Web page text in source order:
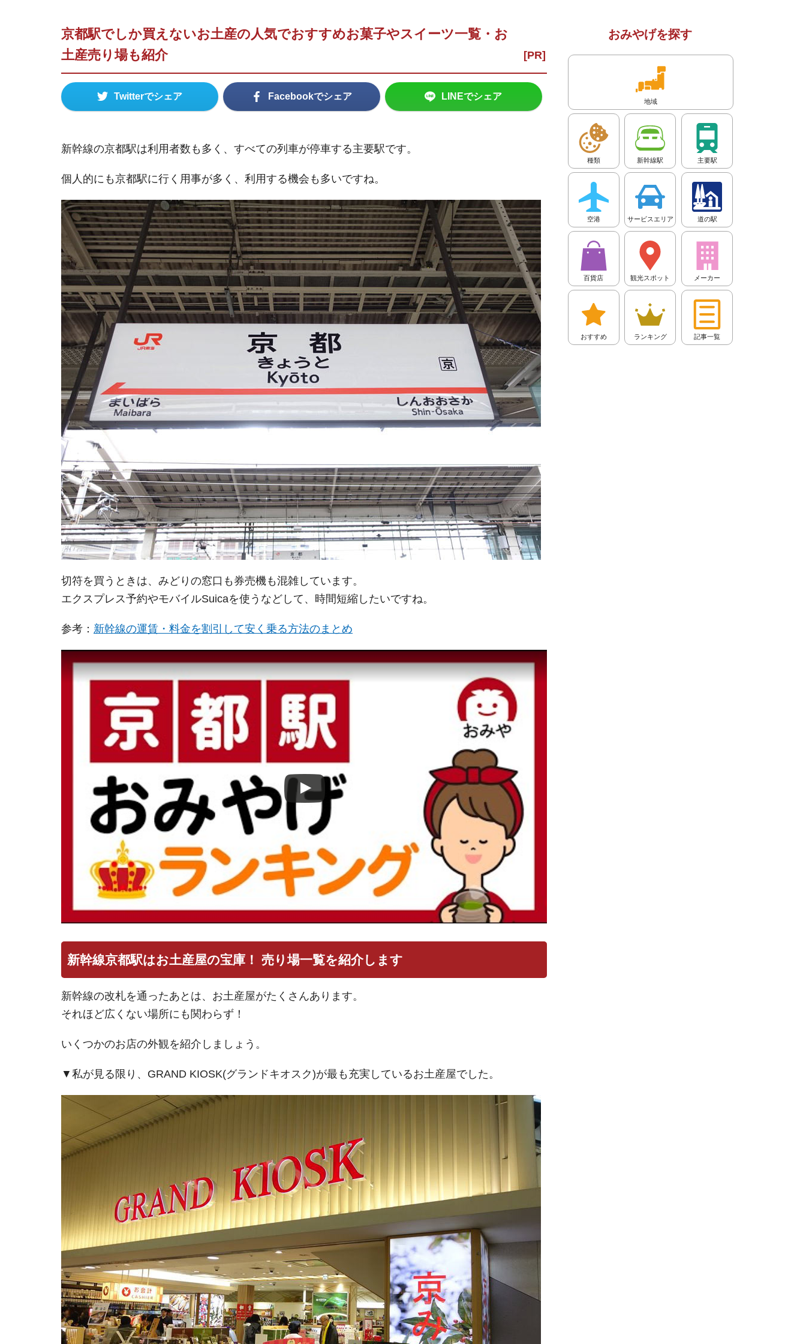
京都駅でしか買えないお土産の人気でおすすめお菓子やスイーツ一覧・お
土産売り場も紹介
Twitterでシェア Facebookでシェア LINEでシェア
新幹線の京都駅は利用者数も多く、すべての列車が停車する主要駅です。
個人的にも京都駅に行く用事が多く、利用する機会も多いですね。
切符を買うときは、みどりの窓口も券売機も混雑しています。
エクスプレス予約やモバイルSuicaを使うなどして、時間短縮したいですね。
参考： 新幹線の運賃・料金を割引して安く乗る方法のまとめ
新幹線京都駅はお土産屋の宝庫！ 売り場一覧を紹介します
新幹線の改札を通ったあとは、お土産屋がたくさんあります。
それほど広くない場所にも関わらず！
いくつかのお店の外観を紹介しましょう。
▼私が見る限り、GRAND KIOSK(グランドキオスク)が最も充実しているお土産屋でした。
おみやげを探す
地域
種類 新幹線駅 主要駅
空港 サービスエリア 道の駅
百貨店 観光スポット メーカー
おすすめ ランキング 記事一覧